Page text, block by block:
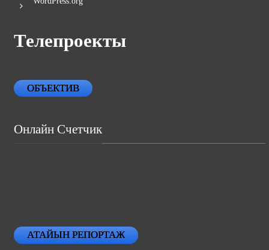
Телепроекты
ОБЪЕКТИВ
Онлайн Счетчик
АТАЙЫН РЕПОРТАЖ